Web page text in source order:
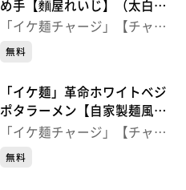
め手【麵屋れいじ】（太白区
長町）
「イケ麺チャージ」【チャー
ジ！】
無料
「イケ麺」革命ホワイトベジ
ポタラーメン【自家製麺風
夏】（宮城野区岩切）
「イケ麺チャージ」【チャー
ジ！】
無料